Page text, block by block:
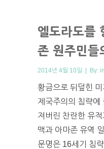
엘도라도를
존 원주민들
2014년 4월 10일 | By:
황금으로 뒤덮힌
제국주의의 침략에
져버린 찬란한 유
맥과 아마존 유역
문명은 16세기 침